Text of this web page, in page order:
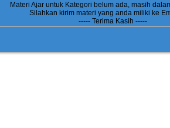
Materi Ajar untuk Kategori belum ada, masih
Silahkan kirim materi yang anda miliki ke
----- Terima Kasih -----